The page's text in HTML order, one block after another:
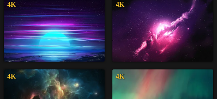
4K 4K
4K 4K